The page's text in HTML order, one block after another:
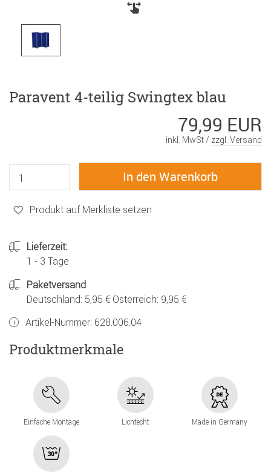
Paravent 4-teilig Swingtex blau
79,99 EUR
inkl. MwSt / zzgl. Versand
Produkt auf Merkliste setzen
Lieferzeit:
1 - 3 Tage
Paketversand
Deutschland: 5,95 € Österreich: 9,95 €
Artikel-Nummer: 628.006.04
Produktmerkmale
Einfache Montage Lichtecht Made in Germany